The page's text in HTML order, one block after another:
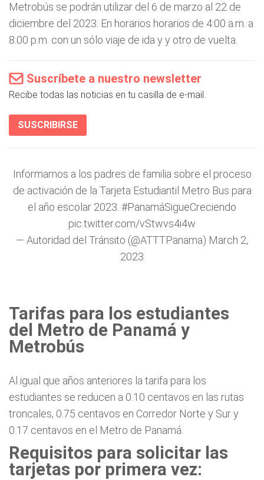
Metrobús se podrán utilizar del 6 de marzo al 22 de
diciembre del 2023. En horarios horarios de 4:00 a.m. a
8:00 p.m. con un sólo viaje de ida y y otro de vuelta.
Suscríbete a nuestro newsletter
Recibe todas las noticias en tu casilla de e-mail.
SUSCRIBIRSE
Informamos a los padres de familia sobre el proceso
de activación de la Tarjeta Estudiantil Metro Bus para
el año escolar 2023. #PanamáSigueCreciendo
pic.twitter.com/vStwvs4i4w
— Autoridad del Tránsito (@ATTTPanama) March 2,
2023
Tarifas para los estudiantes
del Metro de Panamá y
Metrobús
Al igual que años anteriores la tarifa para los
estudiantes se reducen a 0.10 centavos en las rutas
troncales, 0.75 centavos en Corredor Norte y Sur y
0.17 centavos en el Metro de Panamá.
Requisitos para solicitar las
tarjetas por primera vez: